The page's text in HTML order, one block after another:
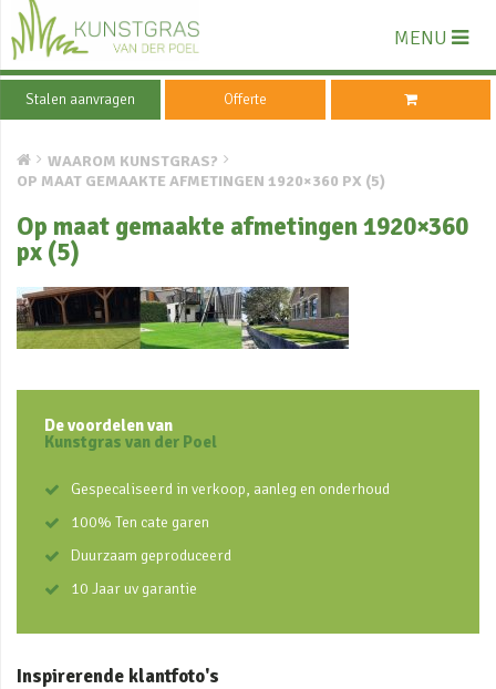
MENU
Stalen aanvragen Offerte
WAAROM KUNSTGRAS?
OP MAAT GEMAAKTE AFMETINGEN 1920×360 PX (5)
Op maat gemaakte afmetingen 1920×360
px (5)
De voordelen van
Kunstgras van der Poel
Gespecaliseerd in verkoop, aanleg en onderhoud
100% Ten cate garen
Duurzaam geproduceerd
10 Jaar uv garantie
Inspirerende klantfoto's